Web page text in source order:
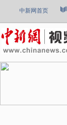
中新网首页